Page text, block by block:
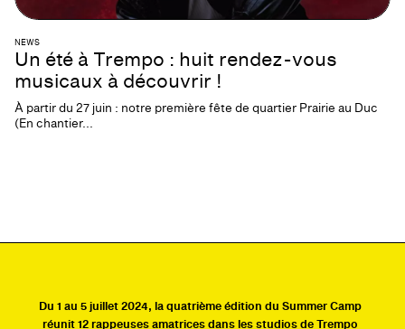
NEWS
Un été à Trempo : huit rendez-vous
musicaux à découvrir !
À partir du 27 juin : notre première fête de quartier Prairie au Duc
(En chantier...
Du 1 au 5 juillet 2024, la quatrième édition du Summer Camp
réunit 12 rappeuses amatrices dans les studios de Trempo